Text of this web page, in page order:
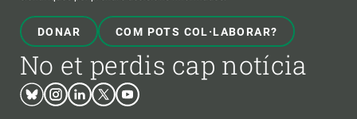
DONAR COM POTS COL·LABORAR?
No et perdis cap notícia
BlueskyInstagram
LinkedinTwitterYoutube